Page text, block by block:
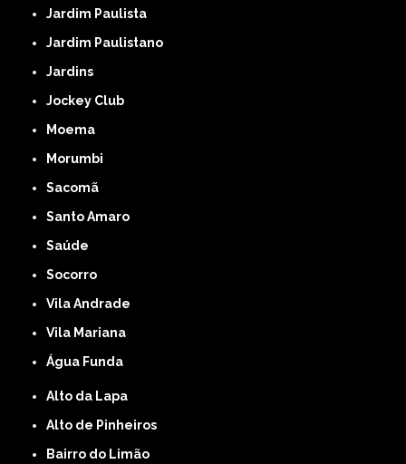
Jardim Paulista
Jardim Paulistano
Jardins
Jockey Club
Moema
Morumbi
Sacomã
Santo Amaro
Saúde
Socorro
Vila Andrade
Vila Mariana
Água Funda
Alto da Lapa
Alto de Pinheiros
Bairro do Limão